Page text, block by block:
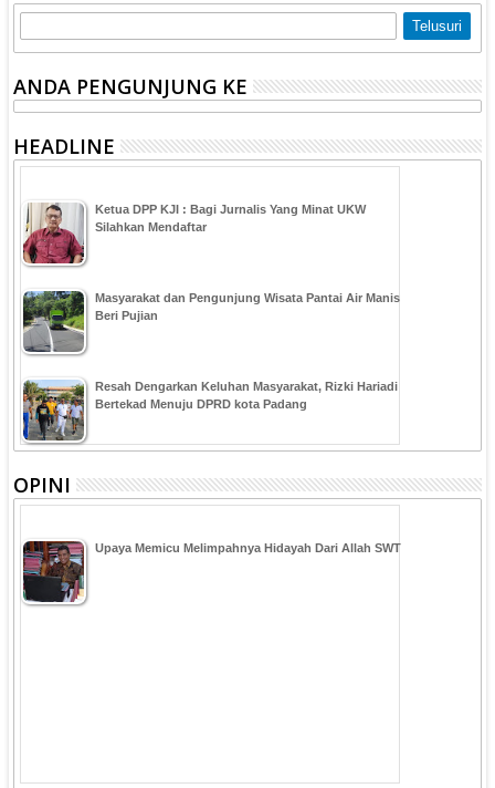
ANDA PENGUNJUNG KE
HEADLINE
Ketua DPP KJI : Bagi Jurnalis Yang Minat UKW
Silahkan Mendaftar
Masyarakat dan Pengunjung Wisata Pantai Air Manis
Beri Pujian
Resah Dengarkan Keluhan Masyarakat, Rizki Hariadi
Bertekad Menuju DPRD kota Padang
OPINI
Upaya Memicu Melimpahnya Hidayah Dari Allah SWT